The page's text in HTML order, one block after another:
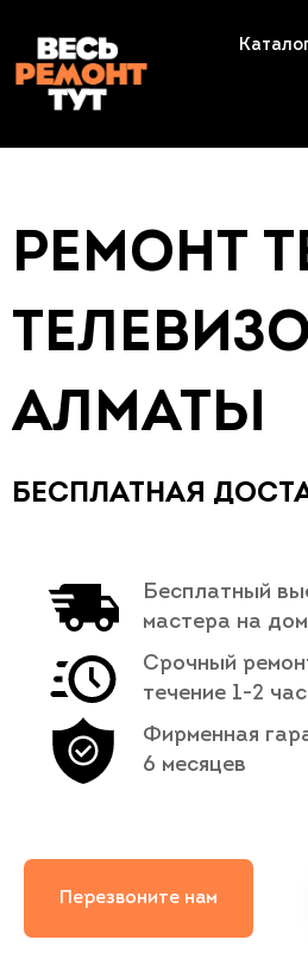
РЕМОНТ
АЛМАТЫ
БЕСПЛАТНАЯ
Бесплатный
мастера на дом
Срочный
течение 1-2
Фирменная
6 месяцев
Перезвоните нам